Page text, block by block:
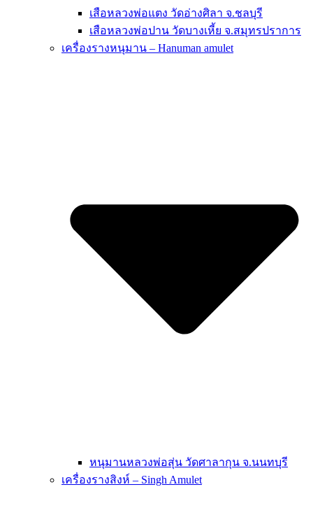
เสือหลวงพ่อแตง วัดอ่างศิลา จ.ชลบุรี
เสือหลวงพ่อปาน วัดบางเหี้ย จ.สมุทรปราการ
เครื่องรางหนุมาน – Hanuman amulet
หนุมานหลวงพ่อสุ่น วัดศาลากุน จ.นนทบุรี
เครื่องรางสิงห์ – Singh Amulet